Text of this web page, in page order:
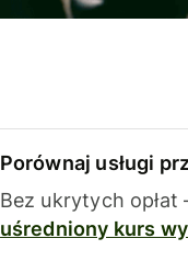
Porównaj usługi
Bez ukrytych opłat
uśredniony kurs